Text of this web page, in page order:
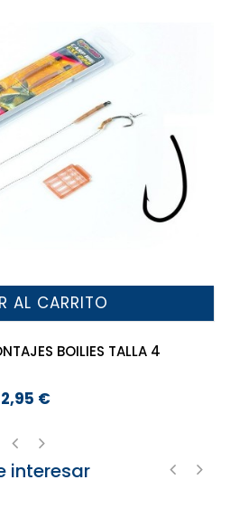
AL CARRITO
BOILIES TALLA 4
Precio
2,95 €
‹ ›
interesar